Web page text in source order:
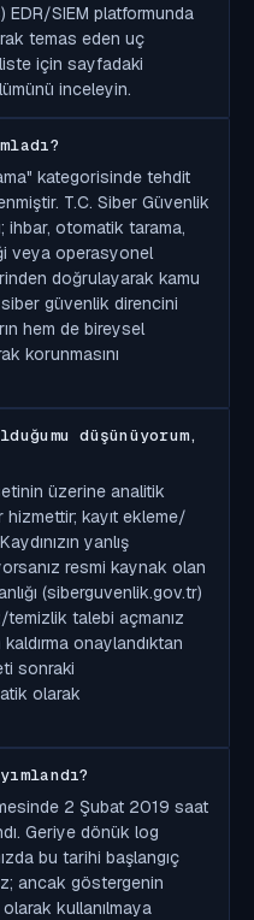
SIEM platformunda
temas eden uç
için sayfadaki
inceleyin.
kategorisinde tehdit
T.C. Siber Güvenlik
ihbar, otomatik tarama,
veya operasyonel
doğrulayarak kamu
güvenlik direncini
hem de bireysel
korunmasını
düşünüyorum,
üzerine analitik
hizmettir; kayıt ekleme/
yanlış
resmi kaynak olan
(siberguvenlik.gov.tr)
talebi açmanız
onaylandıktan
sonraki
olarak
2 Şubat 2019 saat
Geriye dönük log
bu tarihi başlangıç
ancak göstergenin
kullanılmaya